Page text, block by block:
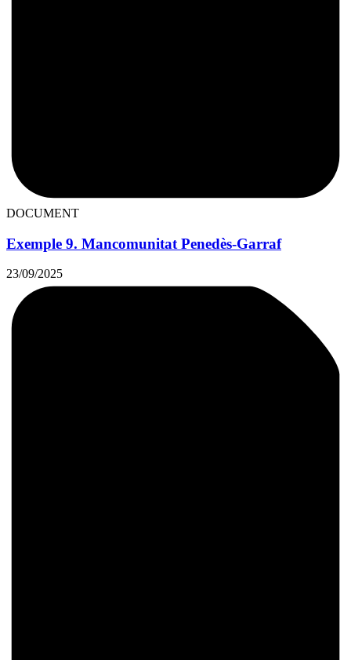
DOCUMENT
Exemple 9. Mancomunitat Penedès-Garraf
23/09/2025